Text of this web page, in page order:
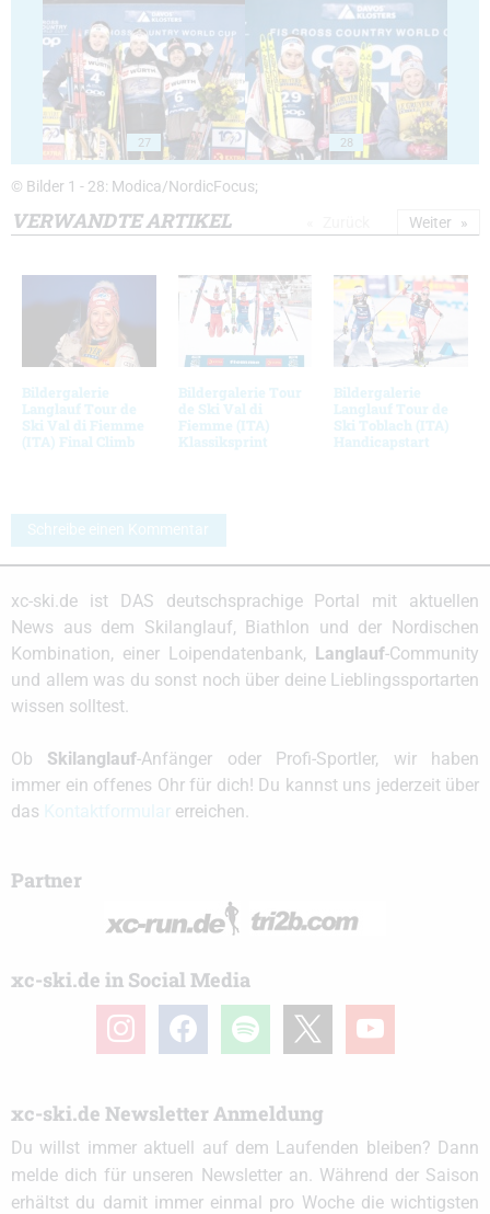
27 28
© Bilder 1 - 28: Modica/NordicFocus;
VERWANDTE ARTIKEL
Bildergalerie
Langlauf Tour de
Ski Val di Fiemme
(ITA) Final Climb
Bildergalerie Tour
de Ski Val di
Fiemme (ITA)
Klassiksprint
Bildergalerie
Langlauf Tour de
Ski Toblach (ITA)
Handicapstart
Weiter
Schreibe einen Kommentar
xc-ski.de ist DAS deutschsprachige Portal mit aktuellen
News aus dem Skilanglauf, Biathlon und der Nordischen
Kombination, einer Loipendatenbank,
Langlauf-Community
und allem was du sonst noch über deine Lieblingssportarten
wissen solltest.
Ob Skilanglauf-Anfänger oder Profi-Sportler, wir haben
immer ein offenes Ohr für dich! Du kannst uns jederzeit über
das
erreichen.
Partner
xc-ski.de in Social Media
instagramfacebook spotify youtube
xc-ski.de Newsletter Anmeldung
Du willst immer aktuell auf dem Laufenden bleiben? Dann
melde dich für unseren Newsletter an. Während der Saison
erhältst du damit immer einmal pro Woche die wichtigsten